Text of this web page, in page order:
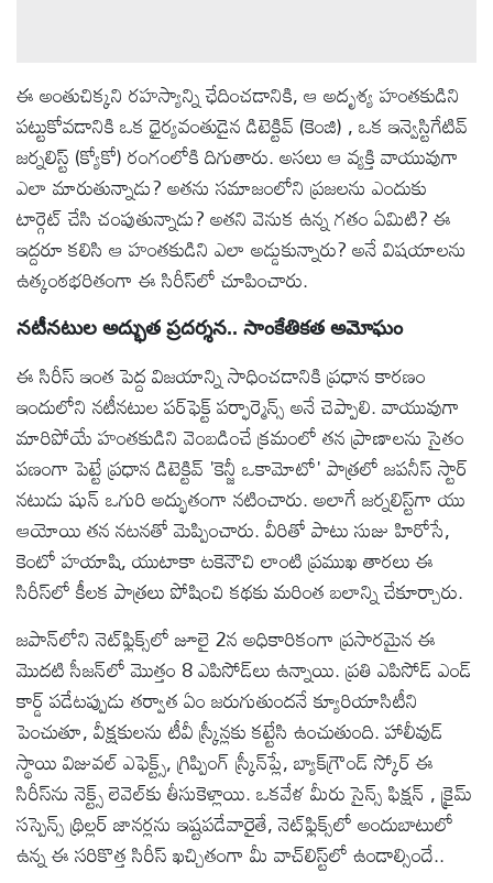
ఈ అంతుచిక్కని రహస్యాన్ని ఛేదించడానికి, ఆ అదృశ్య హంతకుడిని
పట్టుకోవడానికి ఒక ధైర్యవంతుడైన డిటెక్టివ్ (కెంజి) , ఒక ఇన్వెస్టిగేటివ్
జర్నలిస్ట్ (క్యోకో) రంగంలోకి దిగుతారు. అసలు ఆ వ్యక్తి వాయువుగా
ఎలా మారుతున్నాడు? అతను సమాజంలోని ప్రజలను ఎందుకు
టార్గెట్ చేసి చంపుతున్నాడు? అతని వెనుక ఉన్న గతం ఏమిటి? ఈ
ఇద్దరూ కలిసి ఆ హంతకుడిని ఎలా అడ్డుకున్నారు? అనే విషయాలను
ఉత్కంఠభరితంగా ఈ సిరీస్‌లో చూపించారు.
నటీనటుల అద్భుత ప్రదర్శన.. సాంకేతికత అమోఘం
ఈ సిరీస్ ఇంత పెద్ద విజయాన్ని సాధించడానికి ప్రధాన కారణం
ఇందులోని నటీనటుల పర్‌ఫెక్ట్ పర్ఫార్మెన్స్ అనే చెప్పాలి. వాయువుగా
మారిపోయే హంతకుడిని వెంబడించే క్రమంలో తన ప్రాణాలను సైతం
పణంగా పెట్టే ప్రధాన డిటెక్టివ్ 'కెన్జీ ఒకామోటో' పాత్రలో జపనీస్ స్టార్
నటుడు షున్ ఒగురి అద్భుతంగా నటించారు. అలాగే జర్నలిస్ట్‌గా యు
ఆయోయి తన నటనతో మెప్పించారు. వీరితో పాటు సుజు హిరోసే,
కెంటో హయాషి, యుటాకా టకెనౌచి లాంటి ప్రముఖ తారలు ఈ
సిరీస్‌లో కీలక పాత్రలు పోషించి కథకు మరింత బలాన్ని చేకూర్చారు.
జపాన్‌లోని నెట్‌ఫ్లిక్స్‌లో జూలై 2న అధికారికంగా ప్రసారమైన ఈ
మొదటి సీజన్‌లో మొత్తం 8 ఎపిసోడ్‌లు ఉన్నాయి. ప్రతి ఎపిసోడ్ ఎండ్
కార్డ్ పడేటప్పుడు తర్వాత ఏం జరుగుతుందనే క్యూరియాసిటీని
పెంచుతూ, వీక్షకులను టీవీ స్క్రీన్లకు కట్టేసి ఉంచుతుంది. హాలీవుడ్
స్థాయి విజువల్ ఎఫెక్ట్స్, గ్రిప్పింగ్ స్క్రీన్‌ప్లే, బ్యాక్‌గ్రౌండ్ స్కోర్ ఈ
సిరీస్‌ను నెక్ట్స్ లెవెల్‌కు తీసుకెళ్లాయి. ఒకవేళ మీరు సైన్స్ ఫిక్షన్ , క్రైమ్
సస్పెన్స్ థ్రిల్లర్ జానర్లను ఇష్టపడేవారైతే, నెట్‌ఫ్లిక్స్‌లో అందుబాటులో
ఉన్న ఈ సరికొత్త సిరీస్ ఖచ్చితంగా మీ వాచ్‌లిస్ట్‌లో ఉండాల్సిందే..